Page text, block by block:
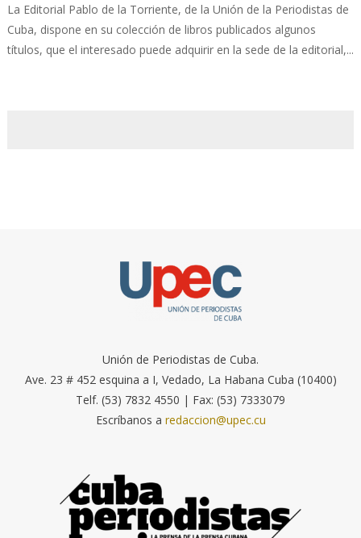
La Editorial Pablo de la Torriente, de la Unión de la Periodistas de
Cuba, dispone en su colección de libros publicados algunos
títulos, que el interesado puede adquirir en la sede de la editorial,...
Unión de Periodistas de Cuba.
Ave. 23 # 452 esquina a I, Vedado, La Habana Cuba (10400)
Telf. (53) 7832 4550 | Fax: (53) 7333079
Escríbanos a redaccion@upec.cu